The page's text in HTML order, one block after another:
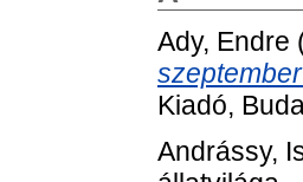
Ady, Endre
Kiadó,
Andrássy,